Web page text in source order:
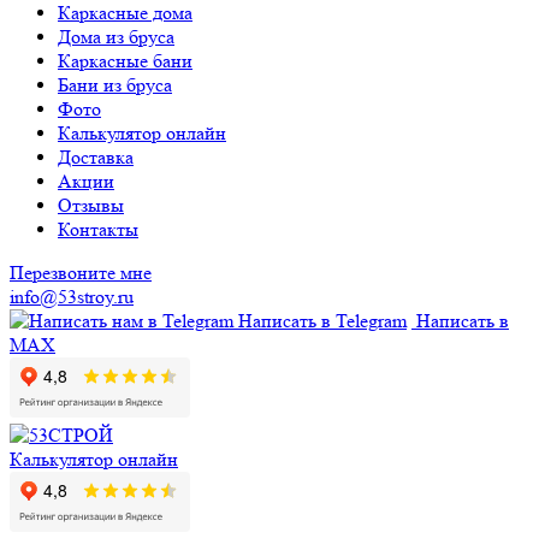
Каркасные дома
Дома из бруса
Каркасные бани
Бани из бруса
Фото
Калькулятор онлайн
Доставка
Акции
Отзывы
Контакты
Перезвоните мне
info@53stroy.ru
Написать в Telegram Написать в
MAX
Калькулятор онлайн